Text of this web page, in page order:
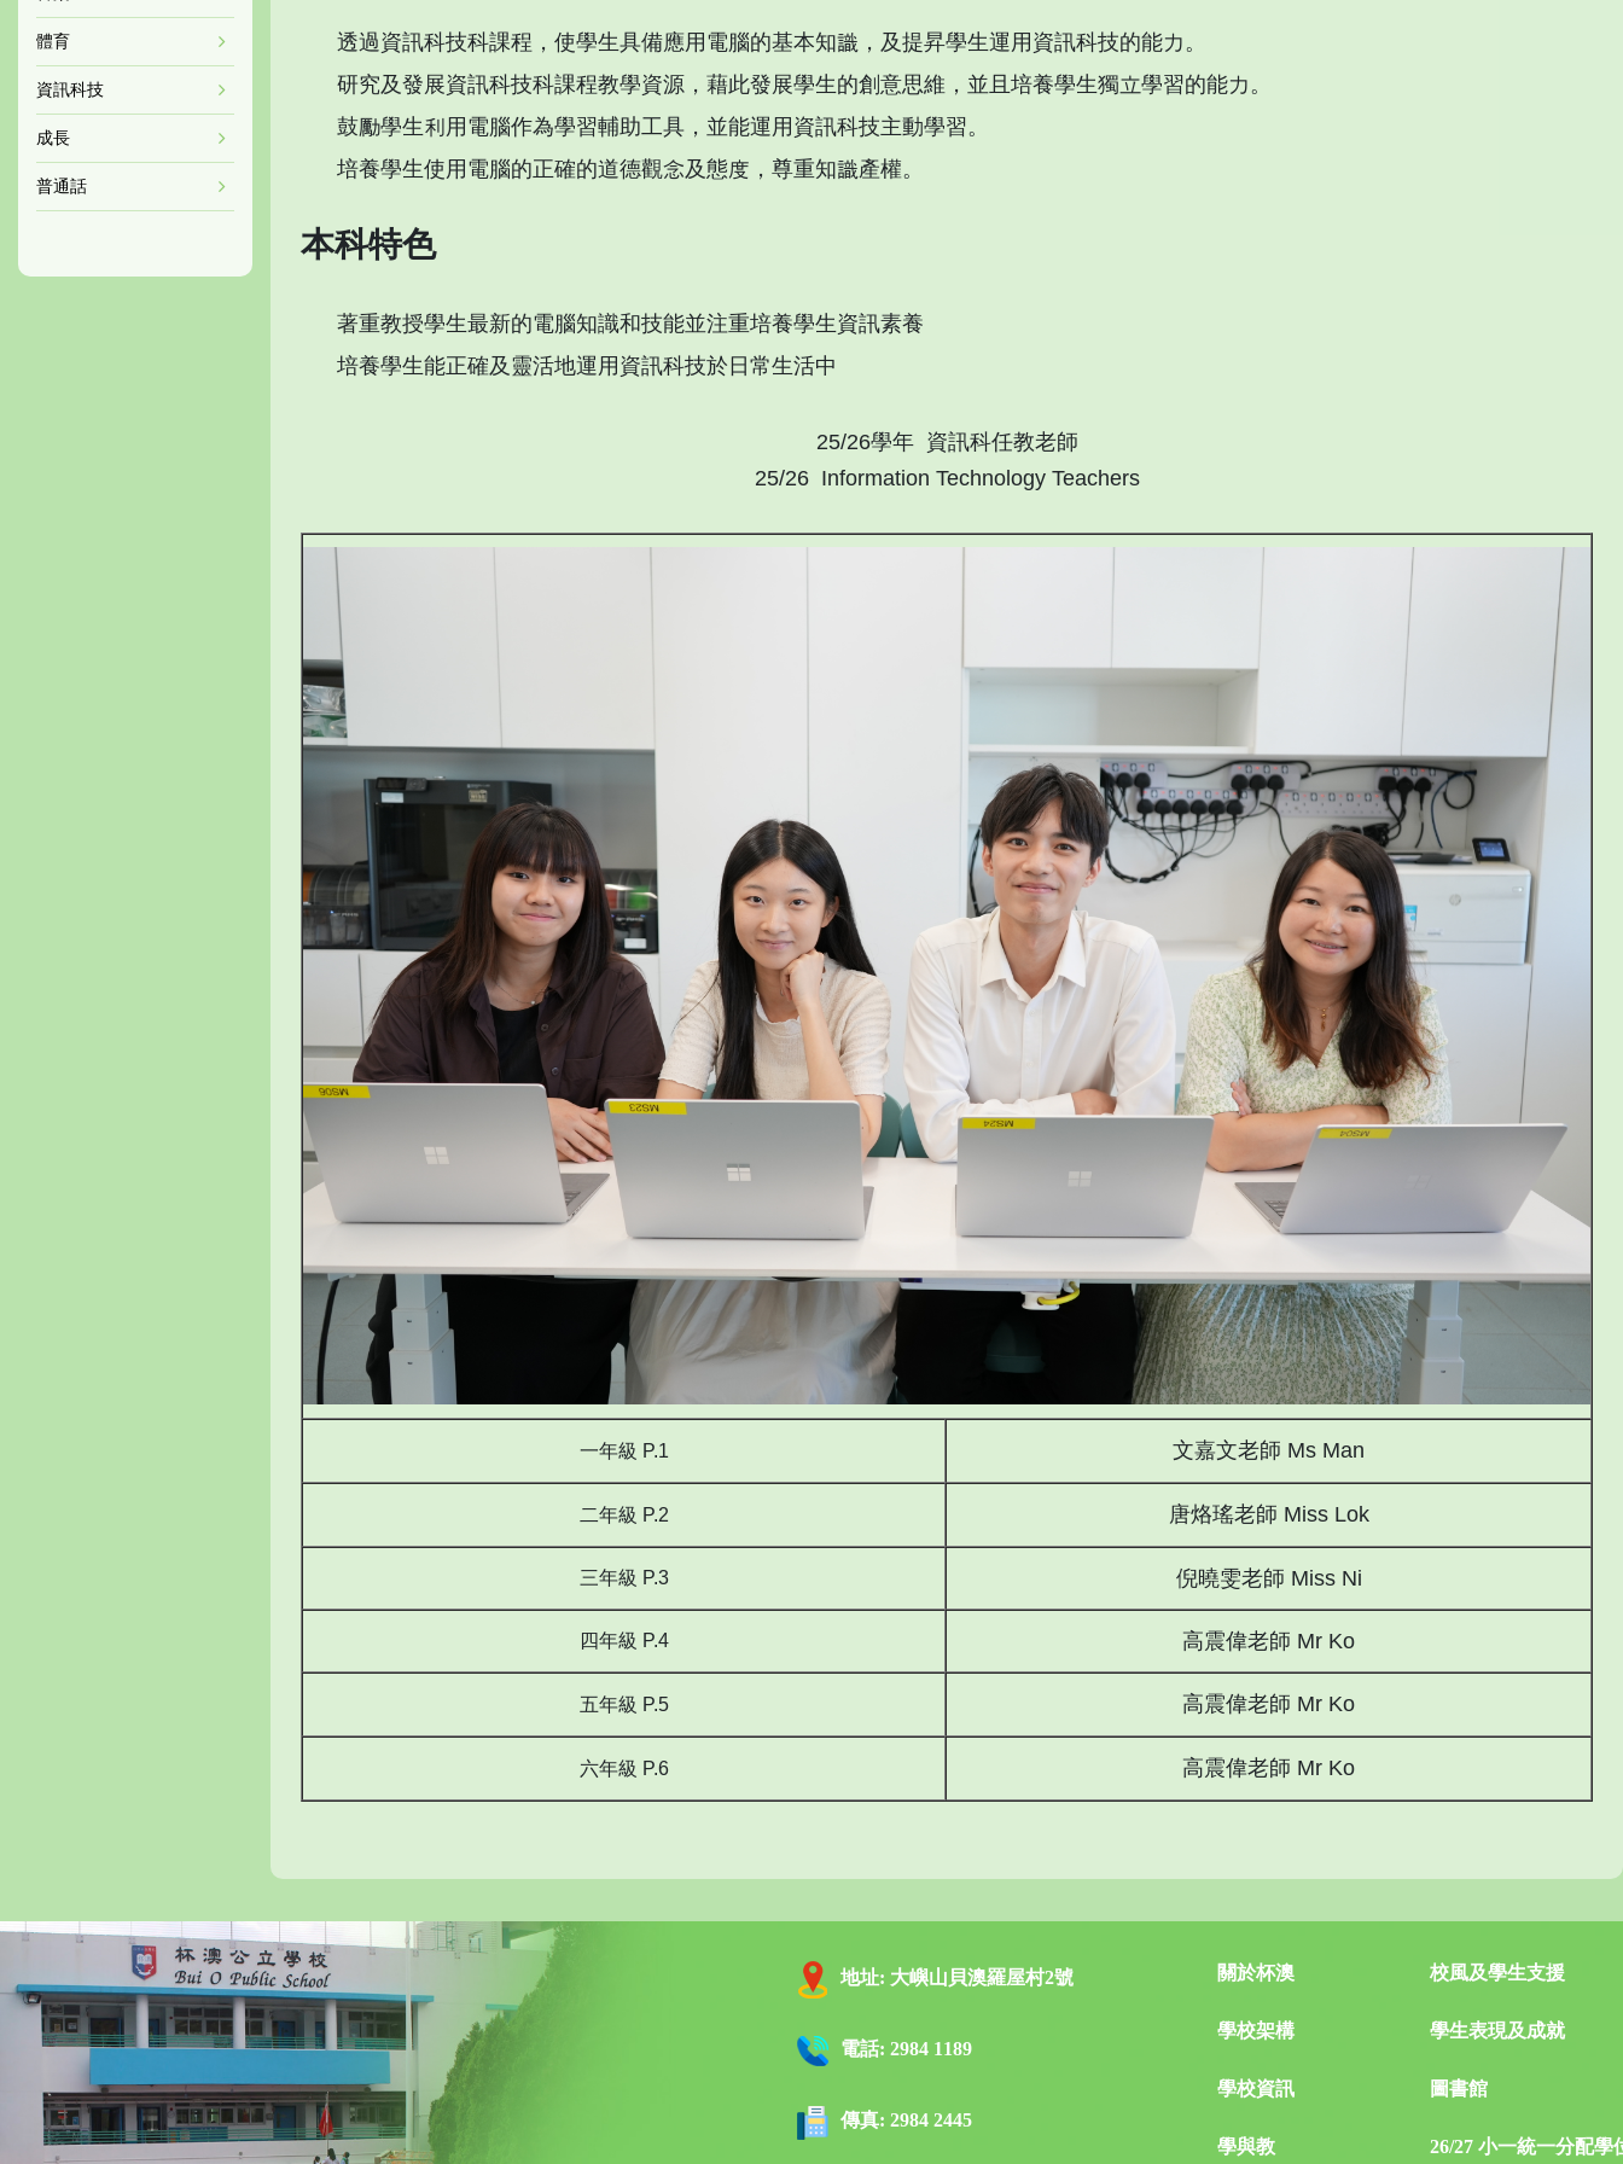
體育
資訊科技
成長
普通話
透過資訊科技科課程，使學生具備應用電腦的基本知識，及提昇學生運用資訊科技的能力。
研究及發展資訊科技科課程教學資源，藉此發展學生的創意思維，並且培養學生獨立學習的能力。
鼓勵學生利用電腦作為學習輔助工具，並能運用資訊科技主動學習。
培養學生使用電腦的正確的道德觀念及態度，尊重知識產權。
本科特色
著重教授學生最新的電腦知識和技能並注重培養學生資訊素養
培養學生能正確及靈活地運用資訊科技於日常生活中
25/26學年 資訊科任教老師
25/26 Information Technology Teachers
一年級 P.1 文嘉文老師 Ms Man
二年級 P.2 唐烙瑤老師 Miss Lok
三年級 P.3 倪曉雯老師 Miss Ni
四年級 P.4 高震偉老師 Mr Ko
五年級 P.5 高震偉老師 Mr Ko
六年級 P.6 高震偉老師 Mr Ko
地址: 大嶼山貝澳羅屋村2號
電話: 2984 1189
傳真: 2984 2445
關於杯澳
學校架構
學校資訊
學與教
校風及學生支援
學生表現及成就
圖書館
26/27 小一統一分配學